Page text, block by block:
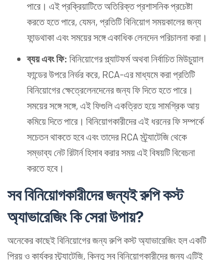
পারে। এই প্রক্রিয়াটিতে অতিরিক্ত প্রশাসনিক প্রচেষ্টা
করতে হতে পারে, যেমন, প্রতিটি বিনিয়োগ সময়কালের জন্য
ফান্ডথাকা এবং সময়ের সঙ্গে একাধিক লেনদেন পরিচালনা করা।
ব্যয়এবং ফি: বিনিয়োগের প্ল্যাটফর্ম অথবা নির্বাচিত মিউচুয়াল
ফান্ডের উপরে নির্ভর করে, RCA-এর মাধ্যমে করা প্রতিটি
বিনিয়োগের ক্ষেত্রেলেনদেনের জন্য ফি দিতে হতে পারে।
সময়ের সঙ্গে সঙ্গে, এই ফিগুলি একত্রিত হয়ে সামগ্রিক আয়
কমিয়ে দিতে পারে। বিনিয়োগকারীদের এই ধরনের ফি সম্পর্কে
সচেতন থাকতে হবে এবং তাদের RCA স্ট্র্যাটেজি থেকে
সম্ভাব্য নেট রিটার্ন হিসাব করার সময় এই বিষয়টি বিবেচনা
করতে হবে।
সব বিনিয়োগকারীদের জন্যই রুপি কস্ট
অ্যাভারেজিং কিসেরাউপায়?
অনেকের কাছেই বিনিয়োগের জন্য রুপি কস্ট অ্যাভারেজিং হল একটি
প্রিয় ও কার্যকর স্ট্র্যাটেজি, কিন্তু সব বিনিয়োগকারীদের জন্য এটিই